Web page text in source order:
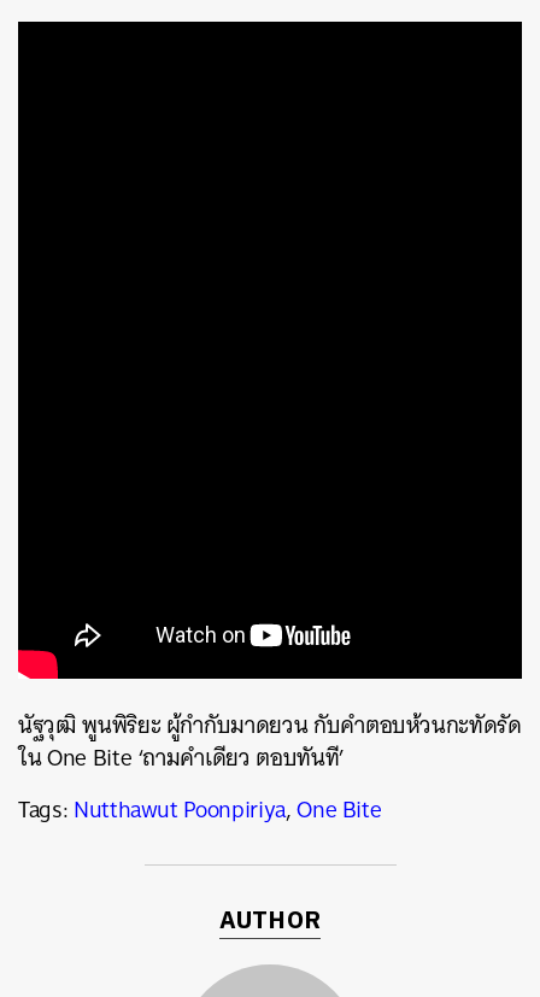
นัฐวุฒิ พูนพิริยะ ผู้กำกับมาดยวน กับคำตอบห้วนกะทัดรัด
ใน One Bite ‘ถามคำเดียว ตอบทันที’
Tags:Nutthawut Poonpiriya,One Bite
AUTHOR